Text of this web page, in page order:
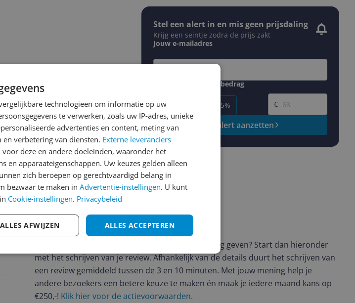
Stel een alert in en mis geen prijsdaling
Krijg een seintje zodra de prijs zakt
Jouw e-mailadres
Gewenste daling of bedrag
-5% -15%
Gewenste prijs
€
Prijsalert aanzetten
Reviews
Er zijn nog geen reviews geschreven
Heb jij dit product in bezit en wil je graag je mening geven? Start dan hieronder
met het schrijven van je review. Afhankelijk van de details duurt het schrijven van
een review gemiddeld tussen de 3 en 10 minuten. Met jouw mening help je
andere bezoekers een betere keuze te maken én maak je iedere maand kans op
€250,-! Klik hier voor de actievoorwaarden.
technologieën om informatie op uw
te verwerken, zoals uw IP-adres, unieke
advertenties en content, meting van
verbetering van diensten. Externe leveranciers
deze en andere doeleinden, waaronder het
en apparaateigenschappen. Uw keuzes gelden alleen
zich beroepen op gerechtvaardigd belang in
bezwaar te maken in Advertentie-instellingen. U kunt
Cookie-instellingen. Privacybeleid
ALLES ACCEPTEREN
ALLES AFWIJZEN